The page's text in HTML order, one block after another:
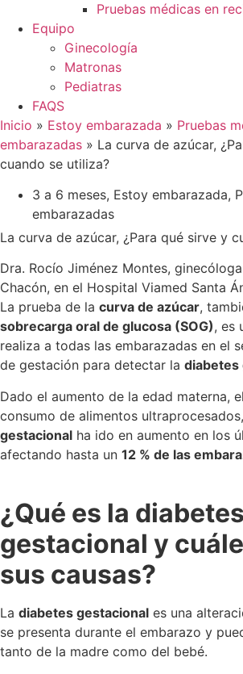
Pruebas médicas en
Equipo
Ginecología
Matronas
Pediatras
FAQS
Inicio » Estoy embarazada » Pruebas
embarazadas » La curva de azúcar,
cuando se utiliza?
3 a 6 meses, Estoy embarazada,
embarazadas
La curva de azúcar, ¿Para qué sirve y
Dra. Rocío Jiménez Montes,
Chacón, en el Hospital Viamed Santa
La prueba de la curva de azúcar,
sobrecarga oral de glucosa (SOG), es
realiza a todas las embarazadas en el
de gestación para detectar la diabetes
Dado el aumento de la edad materna,
consumo de alimentos
gestacional ha ido en aumento en los
afectando hasta un 12 % de las
¿Qué es la diabetes
gestacional y
sus causas?
La diabetes gestacional es una
se presenta durante el embarazo y
tanto de la madre como del bebé.